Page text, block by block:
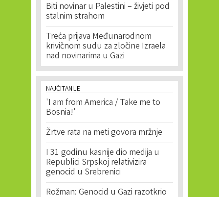
Biti novinar u Palestini – živjeti pod
stalnim strahom
Treća prijava Međunarodnom
krivičnom sudu za zločine Izraela
nad novinarima u Gazi
NAJČITANIJE
'I am from America / Take me to
Bosnia!'
Žrtve rata na meti govora mržnje
I 31 godinu kasnije dio medija u
Republici Srpskoj relativizira
genocid u Srebrenici
Rožman: Genocid u Gazi razotkrio